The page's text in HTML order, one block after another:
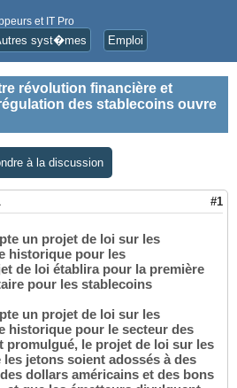
et IT Pro
syst�mes Emploi
révolution financière et
des stablecoins ouvre
à la discussion
#1
un projet de loi sur les
historique pour les
de loi établira pour la première
pour les stablecoins
un projet de loi sur les
historique pour le secteur des
promulgué, le projet de loi sur les
jetons soient adossés à des
dollars américains et des bons